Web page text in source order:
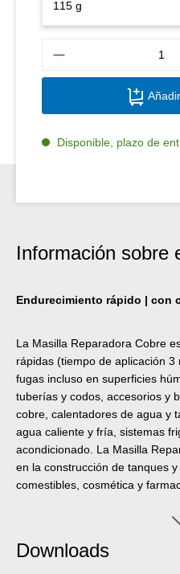
Disponible, plazo de
Información sobre
Endurecimiento rápido | con
La Masilla Reparadora Cobre
rápidas (tiempo de aplicación
fugas incluso en superficies
tuberías y codos, accesorios y
cobre, calentadores de agua y
agua caliente y fría, sistemas
acondicionado. La Masilla
en la construcción de tanques
comestibles, cosmética y
Downloads